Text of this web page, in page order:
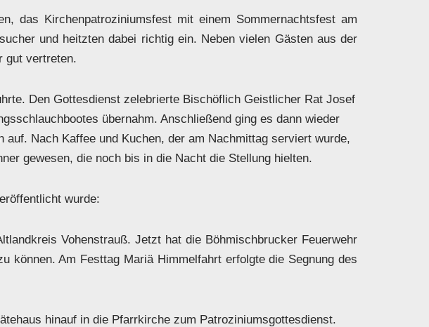
das Kirchenpatroziniumsfest mit einem Sommernachtsfest am
und heitzten dabei richtig ein. Neben vielen Gästen aus der
gut vertreten.
Den Gottesdienst zelebrierte Bischöflich Geistlicher Rat Josef
übernahm. Anschließend ging es dann wieder
Nach Kaffee und Kuchen, der am Nachmittag serviert wurde,
gewesen, die noch bis in die Nacht die Stellung hielten.
wurde:
Vohenstrauß. Jetzt hat die Böhmischbrucker Feuerwehr
können. Am Festtag Mariä Himmelfahrt erfolgte die Segnung des
hinauf in die Pfarrkirche zum Patroziniumsgottesdienst.